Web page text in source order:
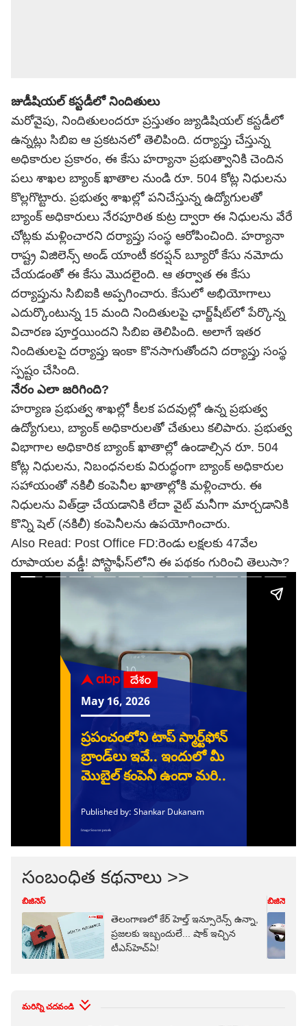
జుడీషియల్ కస్టడీలో నిందితులు
మరోవైపు, నిందితులందరూ ప్రస్తుతం జ్యుడిషియల్ కస్టడీలో
ఉన్నట్లు సిబిఐ ఆ ప్రకటనలో తెలిపింది. దర్యాప్తు చేస్తున్న
అధికారుల ప్రకారం, ఈ కేసు హర్యానా ప్రభుత్వానికి చెందిన
పలు శాఖల బ్యాంక్ ఖాతాల నుండి రూ. 504 కోట్ల నిధులను
కొల్లగొట్టారు. ప్రభుత్వ శాఖల్లో పనిచేస్తున్న ఉద్యోగులతో
బ్యాంక్ అధికారులు నేరపూరిత కుట్ర ద్వారా ఈ నిధులను వేరే
చోట్లకు మళ్లించారని దర్యాప్తు సంస్థ ఆరోపించింది. హర్యానా
రాష్ట్ర విజిలెన్స్ అండ్ యాంటీ కరప్షన్ బ్యూరో కేసు నమోదు
చేయడంతో ఈ కేసు మొదలైంది. ఆ తర్వాత ఈ కేసు
దర్యాప్తును సిబిఐకి అప్పగించారు. కేసులో అభియోగాలు
ఎదుర్కొంటున్న 15 మంది నిందితులపై ఛార్జ్‌షీట్‌లో పేర్కొన్న
విచారణ పూర్తయిందని సిబిఐ తెలిపింది. అలాగే ఇతర
నిందితులపై దర్యాప్తు ఇంకా కొనసాగుతోందని దర్యాప్తు సంస్థ
స్పష్టం చేసింది.
నేరం ఎలా జరిగింది?
హర్యాణ ప్రభుత్వ శాఖల్లో కీలక పదవుల్లో ఉన్న ప్రభుత్వ
ఉద్యోగులు, బ్యాంక్ అధికారులతో చేతులు కలిపారు. ప్రభుత్వ
విభాగాల అధికారిక బ్యాంక్ ఖాతాల్లో ఉండాల్సిన రూ. 504
కోట్ల నిధులను, నిబంధనలకు విరుద్ధంగా బ్యాంక్ అధికారుల
సహాయంతో నకిలీ కంపెనీల ఖాతాల్లోకి మళ్లించారు. ఈ
నిధులను విత్‌డ్రా చేయడానికి లేదా వైట్ మనీగా మార్చడానికి
కొన్ని షెల్ (నకిలీ) కంపెనీలను ఉపయోగించారు.
Also Read: Post Office FD:రెండు లక్షలకు 47వేల
రూపాయల వడ్డీ! పోస్టాఫీస్‌లోని ఈ పథకం గురించి తెలుసా?
సంబంధిత కథనాలు >>
బిజినెస్
తెలంగాణలో కేర్ హెల్త్ ఇన్సూరెన్స్ ఉన్నా,
ప్రజలకు ఇబ్బందులే... షాక్ ఇచ్చిన
టీఎస్‌హెచ్‌ఏ!
బిజినెస్
మరిన్ని చదవండి